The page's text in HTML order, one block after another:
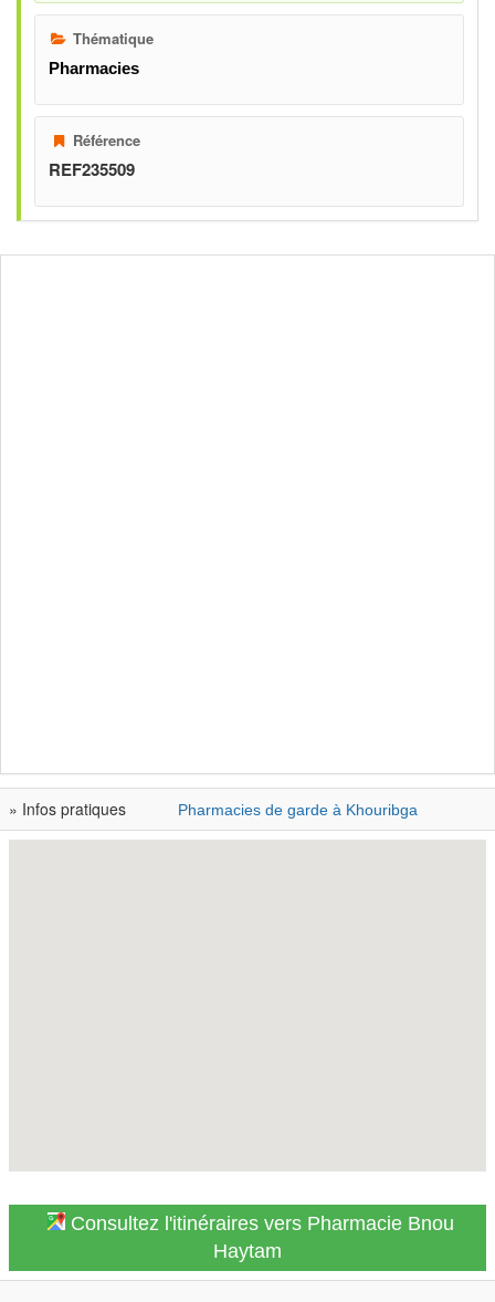
Thématique
Pharmacies
Référence
REF235509
» Infos pratiques Pharmacies de garde à Khouribga
Consultez l'itinéraires vers Pharmacie Bnou
Haytam